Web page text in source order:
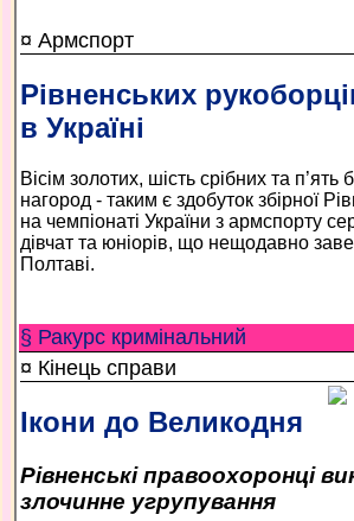
¤ Армспорт
Рівненських
в Україні
Вісім золотих, шість срібних та п’ять
нагород - таким є здобуток збірної
на чемпіонаті України з армспорту
дівчат та юніорів, що нещодавно
Полтаві.
§ Ракурс кримінальний
¤ Кінець справи
Ікони до Великодня
Рівненські правоохоронці
злочинне угрупування